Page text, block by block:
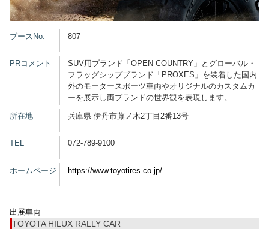
グッズ
会場アクセス メディア・Media
出展者・Exhibitor 業界関係者・Trade Visitor
ブースNo. 807
PRコメント
SUV用ブランド「OPEN COUNTRY」とグローバル・
フラッグシップブランド「PROXES」を装着した国内
外のモータースポーツ車両やオリジナルのカスタムカ
ーを展示し両ブランドの世界観を表現します。
所在地 兵庫県 伊丹市藤ノ木2丁目2番13号
TEL 072-789-9100
ホームページ https://www.toyotires.co.jp/
出展車両
TOYOTA HILUX RALLY CAR